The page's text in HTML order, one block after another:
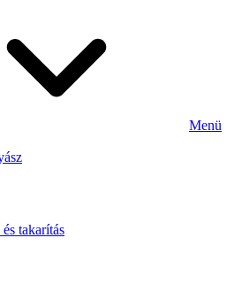
Menü
takarítás